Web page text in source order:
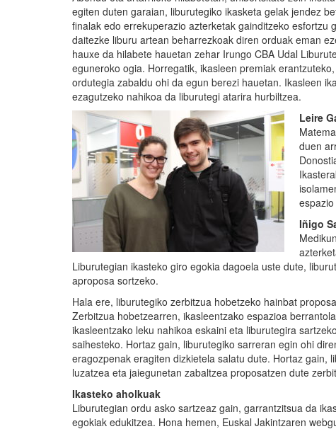
egiten duten garaian, liburutegiko ikasketa gelak jendez
finalak edo errekuperazio azterketak gainditzeko esfortzu
daitezke liburu artean beharrezkoak diren orduak eman
hauxe da hilabete hauetan zehar Irungo CBA Udal
eguneroko ogia. Horregatik, ikasleen premiak
ordutegia zabaldu ohi da egun berezi hauetan. Ikasleen
ezagutzeko nahikoa da liburutegi atarira hurbiltzea.
Leire
duen
Iñigo
Liburutegian ikasteko giro egokia dagoela uste dute,
aproposa sortzeko.
Hala ere, liburutegiko zerbitzua hobetzeko hainbat
Zerbitzua hobetzearren, ikasleentzako espazioa
ikasleentzako leku nahikoa eskaini eta liburutegira
saihesteko. Hortaz gain, liburutegiko sarreran egin ohi
eragozpenak eragiten dizkietela salatu dute. Hortaz gain,
luzatzea eta jaiegunetan zabaltzea proposatzen dute
Ikasteko aholkuak
Liburutegian ordu asko sartzeaz gain, garrantzitsua da
egokiak edukitzea. Hona hemen, Euskal Jakintzaren